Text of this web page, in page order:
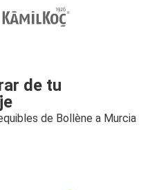
de tu
de Bollène a Murcia